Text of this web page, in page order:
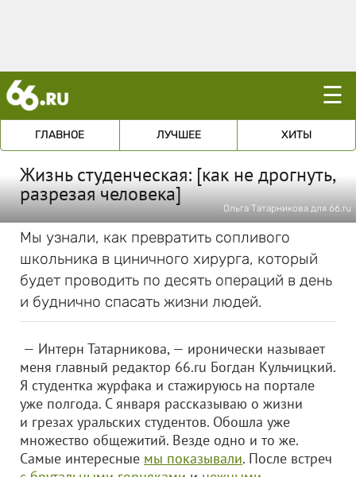
☰
ГЛАВНОЕ ЛУЧШЕЕ ХИТЫ
Жизнь студенческая: [как не дрогнуть,
разрезая человека]
Ольга Татарникова для 66.ru
Мы узнали, как превратить сопливого
школьника в циничного хирурга, который
будет проводить по десять операций в день
и буднично спасать жизни людей.
— Интерн Татарникова, — иронически называет
меня главный редактор 66.ru Богдан Кульчицкий.
Я студентка журфака и стажируюсь на портале
уже полгода. С января рассказываю о жизни
и грезах уральских студентов. Обошла уже
множество общежитий. Везде одно и то же.
Самые интересные мы показывали. После встреч